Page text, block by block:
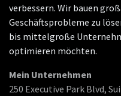
verbessern. Wir bauen
Geschäftsprobleme zu
bis mittelgroße
optimieren möchten.
Mein Unternehmen
250 Executive Park Blvd,